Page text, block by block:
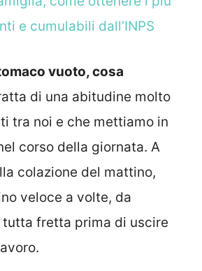
e cumulabili dall’INPS
vuoto, cosa
di una abitudine molto
tra noi e che mettiamo in
corso della giornata. A
colazione del mattino,
veloce a volte, da
tutta fretta prima di uscire